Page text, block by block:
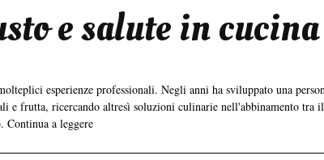
e salute in cucina
esperienze professionali. Negli anni ha sviluppato una
e frutta, ricercando altresì soluzioni culinarie nell'abbinamento tra
Continua a leggere